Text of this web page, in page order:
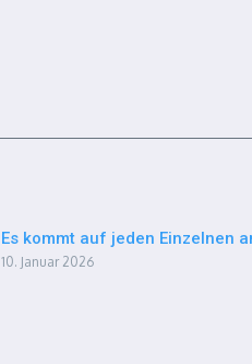
Es kommt auf jeden Einzelnen
10. Januar 2026